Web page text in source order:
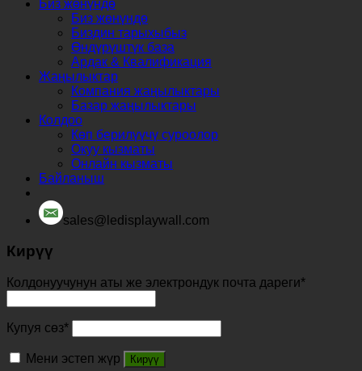
Биз жөнүндө
Биз жөнүндө
Биздин тарыхыбыз
Өндүрүштүк база
Ардак & Квалификация
Жаңылыктар
Компания жаңылыктары
Базар жаңылыктары
Колдоо
Көп берилүүчү суроолор
Окуу кызматы
Онлайн кызматы
Байланыш
sales@ledisplaywall.com
Кирүү
Колдонуучунун аты же электрондук почта дареги*
Купуя сөз*
Мени эстеп жүр Кирүү